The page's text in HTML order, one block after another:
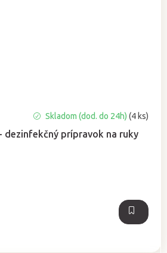
dezinfekčný prípravok na ruky
Skladom (dod. do 24h)(4 ks)